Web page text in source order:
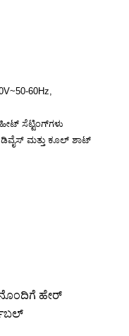
60Hz,
ಸೆಟ್ಟಿಂಗ್‌ಗಳು
ಮತ್ತು ಕೂಲ್ ಶಾಟ್